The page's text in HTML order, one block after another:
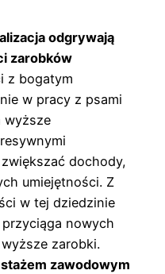
odgrywają
zarobków
z bogatym
w pracy z psami
wyższe
dochody,
umiejętności. Z
w tej dziedzinie
nowych
zarobki.
zawodowym